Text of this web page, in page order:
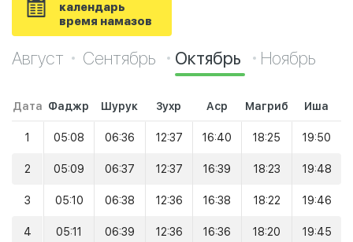
календарь
время намазов
Август Сентябрь Октябрь Ноябрь
Дата Фаджр Шурук Зухр Аср Магриб Иша
1 05:08 06:36 12:37 16:40 18:25 19:50
2 05:09 06:37 12:37 16:39 18:23 19:48
3 05:10 06:38 12:36 16:38 18:22 19:46
4 05:11 06:39 12:36 16:36 18:20 19:45